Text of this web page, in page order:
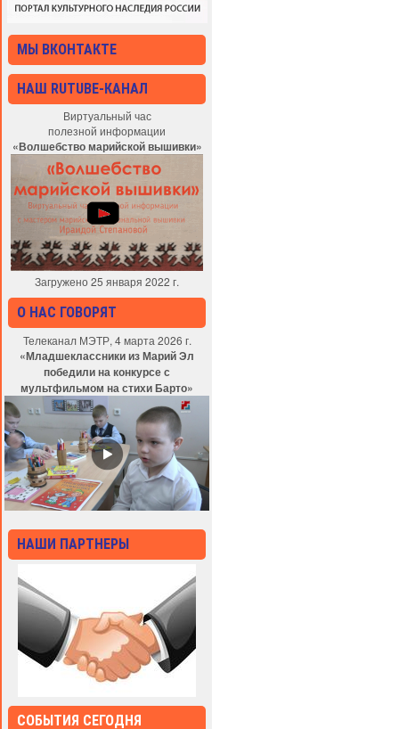
МЫ ВКОНТАКТЕ
НАШ RUTUBE-КАНАЛ
Виртуальный час
полезной информации
«Волшебство марийской вышивки»
Загружено 25 января 2022 г.
О НАС ГОВОРЯТ
Телеканал МЭТР, 4 марта 2026 г.
«Младшеклассники из Марий Эл
победили на конкурсе с
мультфильмом на стихи Барто»
НАШИ ПАРТНЕРЫ
СОБЫТИЯ СЕГОДНЯ